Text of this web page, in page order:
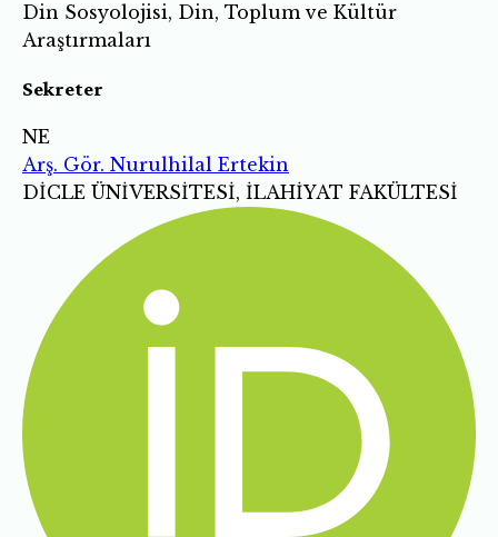
Din Sosyolojisi, Din, Toplum ve Kültür
Araştırmaları
Sekreter
NE
Arş. Gör. Nurulhilal Ertekin
DİCLE ÜNİVERSİTESİ, İLAHİYAT FAKÜLTESİ